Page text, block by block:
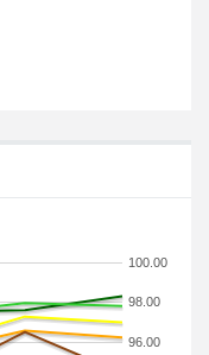
96.00
98.00
100.00